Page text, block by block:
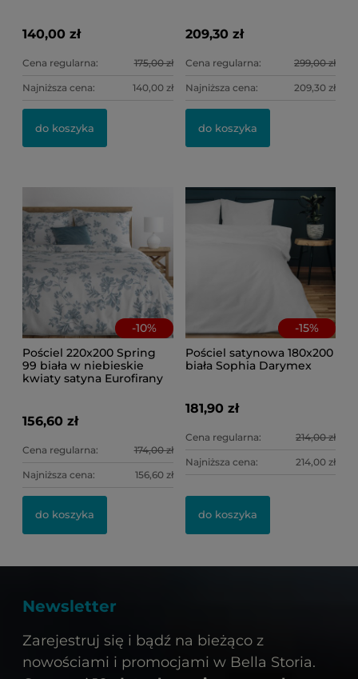
140,00 zł
Cena regularna: 175,00 zł
Najniższa cena: 140,00 zł
do koszyka
209,30 zł
Cena regularna: 299,00 zł
Najniższa cena: 209,30 zł
do koszyka
-10%
Pościel 220x200 Spring
99 biała w niebieskie
kwiaty satyna Eurofirany
156,60 zł
Cena regularna: 174,00 zł
Najniższa cena: 156,60 zł
do koszyka
-15%
Pościel satynowa 180x200
biała Sophia Darymex
181,90 zł
Cena regularna: 214,00 zł
Najniższa cena: 214,00 zł
do koszyka
Newsletter
Zarejestruj się i bądź na bieżąco z
nowościami i promocjami w Bella Storia.